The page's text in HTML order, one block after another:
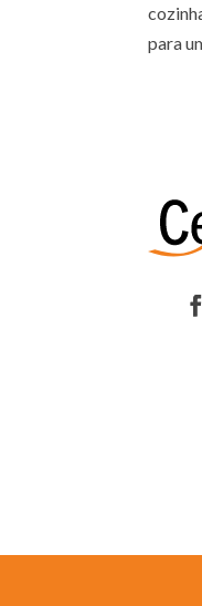
para